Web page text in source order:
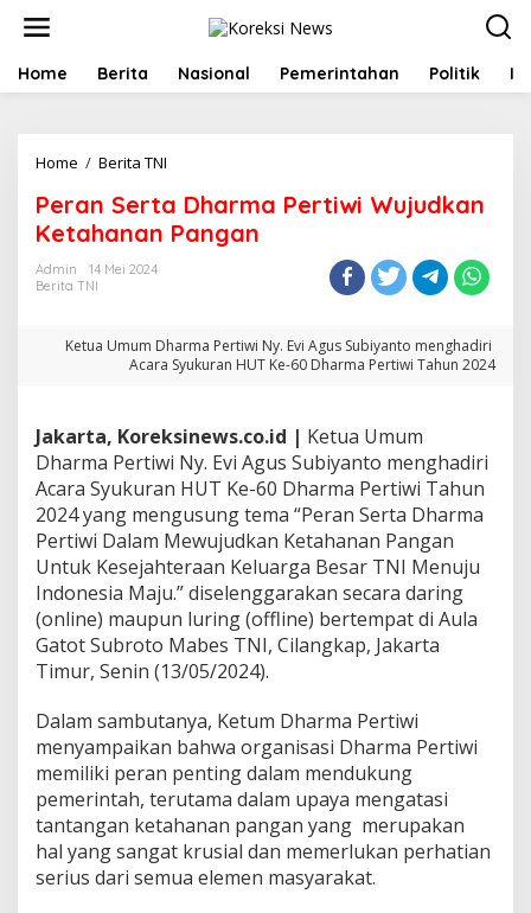
t
Home Berita Nasional Pemerintahan Politik
Home / Berita TNI
r
a
n
a
D
r
m
a
e
r
t
i
w
i
W
u
u
d
k
a
n
K
e
a
Peran Serta Dharma Pertiwi Wujudkan
Ketahanan Pangan
Admin
14 Mei 2024
Berita TNI
Ketua Umum Dharma Pertiwi Ny. Evi Agus Subiyanto menghadiri
Acara Syukuran HUT Ke-60 Dharma Pertiwi Tahun 2024
Jakarta, Koreksinews.co.id | Ketua Umum
Dharma Pertiwi Ny. Evi Agus Subiyanto menghadiri
Acara Syukuran HUT Ke-60 Dharma Pertiwi Tahun
2024 yang mengusung tema “Peran Serta Dharma
Pertiwi Dalam Mewujudkan Ketahanan Pangan
Untuk Kesejahteraan Keluarga Besar TNI Menuju
Indonesia Maju.” diselenggarakan secara daring
(online) maupun luring (offline) bertempat di Aula
Gatot Subroto Mabes TNI, Cilangkap, Jakarta
Timur, Senin (13/05/2024).
Dalam sambutanya, Ketum Dharma Pertiwi
menyampaikan bahwa organisasi Dharma Pertiwi
memiliki peran penting dalam mendukung
pemerintah, terutama dalam upaya mengatasi
tantangan ketahanan pangan yang merupakan
hal yang sangat krusial dan memerlukan perhatian
serius dari semua elemen masyarakat.